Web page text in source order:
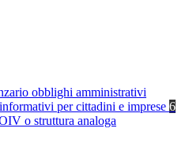
obblighi amministrativi
per cittadini e imprese 6
o struttura analoga